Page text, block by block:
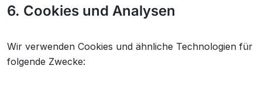
6. Cookies und Analysen
Wir verwenden Cookies und ähnliche Technologien für
folgende Zwecke: